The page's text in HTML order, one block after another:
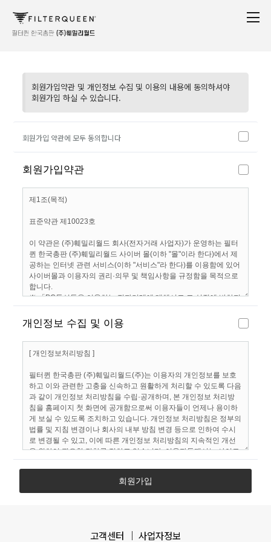
회원가입약관 및 개인정보 수집 및 이용의 내용에 동의하셔야
회원가입 하실 수 있습니다.
회원가입 약관에 모두 동의합니다
회원가입약관
개인정보 수집 및 이용
회원가입
고객센터 사업자정보